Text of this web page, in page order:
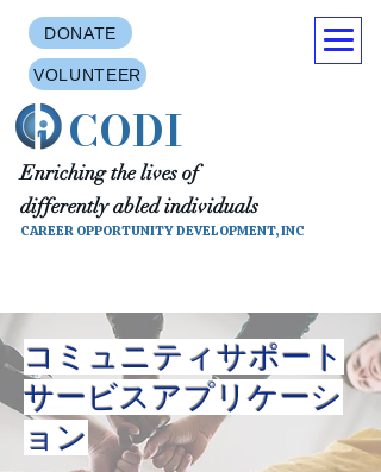
CAREER OPPORTUNITY DEVELOPMENT, INC
Enriching the lives of
differently abled individuals
CODI
DONATE
VOLUNTEER
コミュニティサポート
サービスアプリケーシ
ョン